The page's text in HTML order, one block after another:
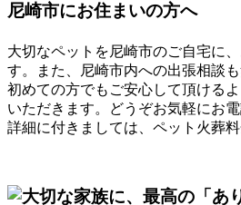
尼崎市にお住まいの方へ
大切なペットを尼崎市のご自宅に
す。また、尼崎市内への出張相談も
初めての方でもご安心して頂ける
いただきます。どうぞお気軽にお電
詳細に付きましては、ペット火葬